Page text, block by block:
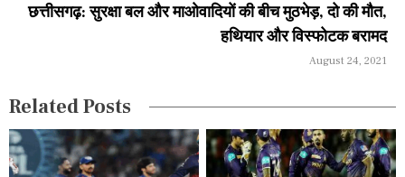
o
n
छत्तीसगढ़: सुरक्षा बल और माओवादियों की बीच मुठभेड़, दो की मौत,
हथियार और विस्फोटक बरामद
August 24, 2021
Related Posts